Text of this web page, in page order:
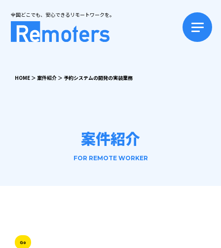
全国どこでも、安心できるリモートワークを。
HOME ＞ 案件紹介 ＞ 予約システムの開発の実装業務
案件紹介
FOR REMOTE WORKER
Go